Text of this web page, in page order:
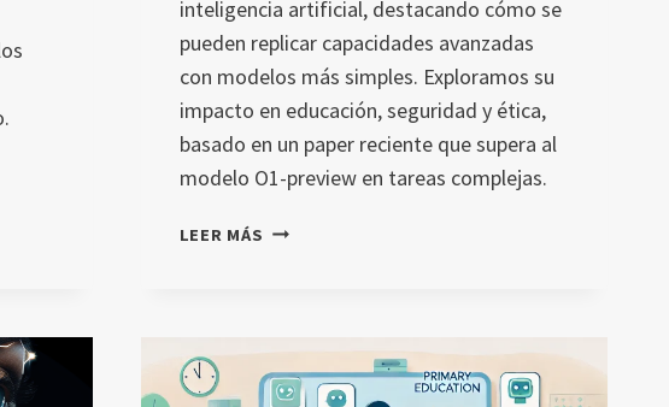
inteligencia artificial, destacando cómo se
pueden replicar capacidades avanzadas
con modelos más simples. Exploramos su
impacto en educación, seguridad y ética,
basado en un paper reciente que supera al
modelo O1-preview en tareas complejas.
LEER MÁS DESTILACIÓN
PREVIEW:
CÓMO